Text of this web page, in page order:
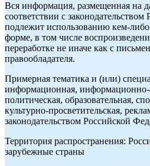
Вся информация, размещенная на
соответствии с
подлежит использованию кем-
форме, в том числе
переработке не иначе как с
правообладателя.
Примерная тематика и (или)
информационная, информационно-
политическая, образовательная,
культурно-просветительская,
законодательством Российской
Территория распространения:
зарубежные страны